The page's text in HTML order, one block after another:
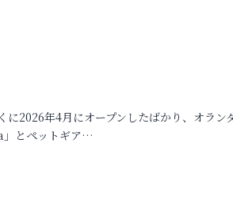
に2026年4月にオープンしたばかり、オラン
」とペットギア…